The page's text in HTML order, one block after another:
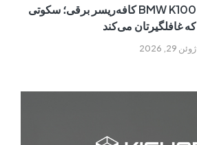
ژوئن 29, 2026
BMW K100 کافه‌ریسر برقی؛ سکوتی
که غافلگیرتان می‌کند